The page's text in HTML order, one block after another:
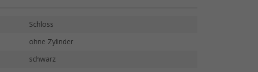
Schloss
ohne Zylinder
schwarz